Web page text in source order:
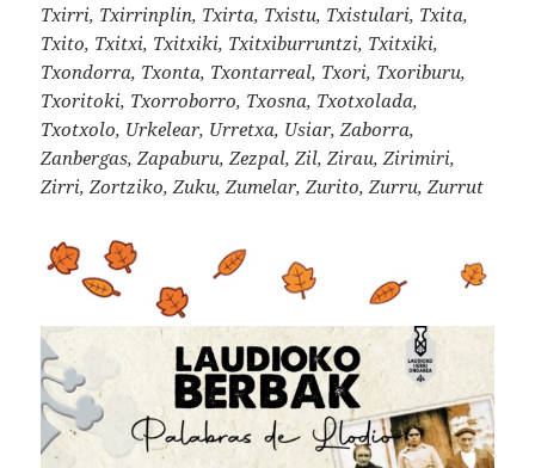
Txirri, Txirrinplin, Txirta, Txistu, Txistulari, Txita,
Txito, Txitxi, Txitxiki, Txitxiburruntzi, Txitxiki,
Txondorra, Txonta, Txontarreal, Txori, Txoriburu,
Txoritoki, Txorroborro, Txosna, Txotxolada,
Txotxolo, Urkelear, Urretxa, Usiar, Zaborra,
Zanbergas, Zapaburu, Zezpal, Zil, Zirau, Zirimiri,
Zirri, Zortziko, Zuku, Zumelar, Zurito, Zurru, Zurrut